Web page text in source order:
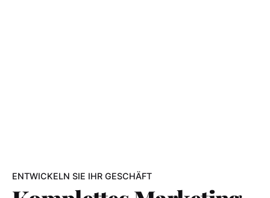
ENTWICKELN SIE IHR GESCHÄFT